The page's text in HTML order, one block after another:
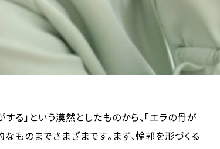
る」という漠然としたものから、「エラの骨が
ものまでさまざまです。まず、輪郭を形づくる